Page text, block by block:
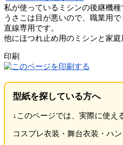
私が使っているミシンの後継機種
うさこは目が悪いので、職業用
直線専用です。
他にほつれ止め用のミシンと家
印刷
型紙を探している方へ
↓このページでは、実際に使え
コスプレ衣装・舞台衣装・ハ